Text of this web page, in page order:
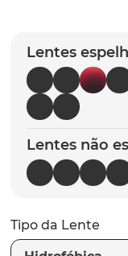
Lentes
Lentes não
Tipo da Lente
5º chaves
6º t-shock
7º gasket
8º parafusos
9º latch